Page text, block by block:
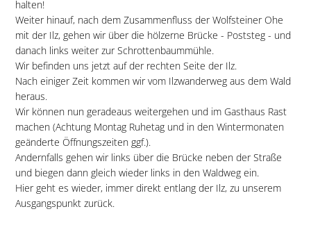
halten!
Weiter hinauf, nach dem Zusammenfluss der Wolfsteiner Ohe
mit der Ilz, gehen wir über die hölzerne Brücke - Poststeg - und
danach links weiter zur Schrottenbaummühle.
Wir befinden uns jetzt auf der rechten Seite der Ilz.
Nach einiger Zeit kommen wir vom Ilzwanderweg aus dem Wald
heraus.
Wir können nun geradeaus weitergehen und im Gasthaus Rast
machen (Achtung Montag Ruhetag und in den Wintermonaten
geänderte Öffnungszeiten ggf.).
Andernfalls gehen wir links über die Brücke neben der Straße
und biegen dann gleich wieder links in den Waldweg ein.
Hier geht es wieder, immer direkt entlang der Ilz, zu unserem
Ausgangspunkt zurück.